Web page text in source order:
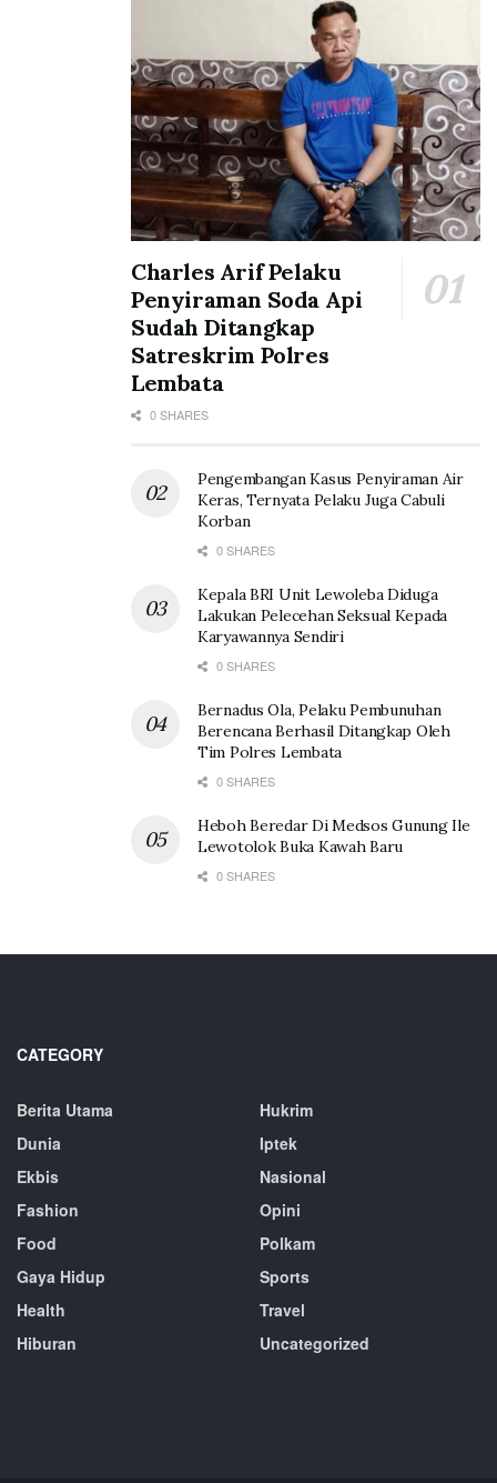
Charles Arif Pelaku
Penyiraman Soda Api
Sudah Ditangkap
Satreskrim Polres
Lembata
0 SHARES
Pengembangan Kasus Penyiraman Air
Keras, Ternyata Pelaku Juga Cabuli
Korban
0 SHARES
Kepala BRI Unit Lewoleba Diduga
Lakukan Pelecehan Seksual Kepada
Karyawannya Sendiri
0 SHARES
Bernadus Ola, Pelaku Pembunuhan
Berencana Berhasil Ditangkap Oleh
Tim Polres Lembata
0 SHARES
Heboh Beredar Di Medsos Gunung Ile
Lewotolok Buka Kawah Baru
0 SHARES
CATEGORY
Berita Utama
Dunia
Ekbis
Fashion
Food
Gaya Hidup
Health
Hiburan
Hukrim
Iptek
Nasional
Opini
Polkam
Sports
Travel
Uncategorized